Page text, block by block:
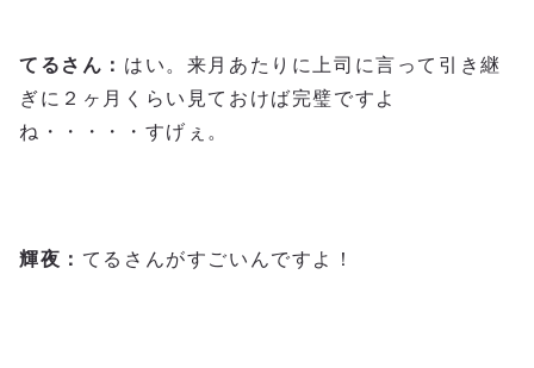
てるさん： はい。来月あたりに上司に言って引き継
ぎに２ヶ月くらい見ておけば完璧ですよ
ね・・・・・すげぇ。
輝夜： てるさんがすごいんですよ！